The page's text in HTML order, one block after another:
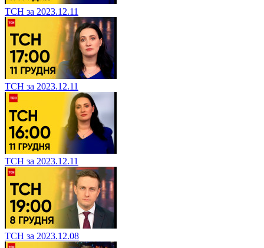
ТСН за 2023.12.11
ТСН за 2023.12.11
ТСН за 2023.12.11
ТСН за 2023.12.08